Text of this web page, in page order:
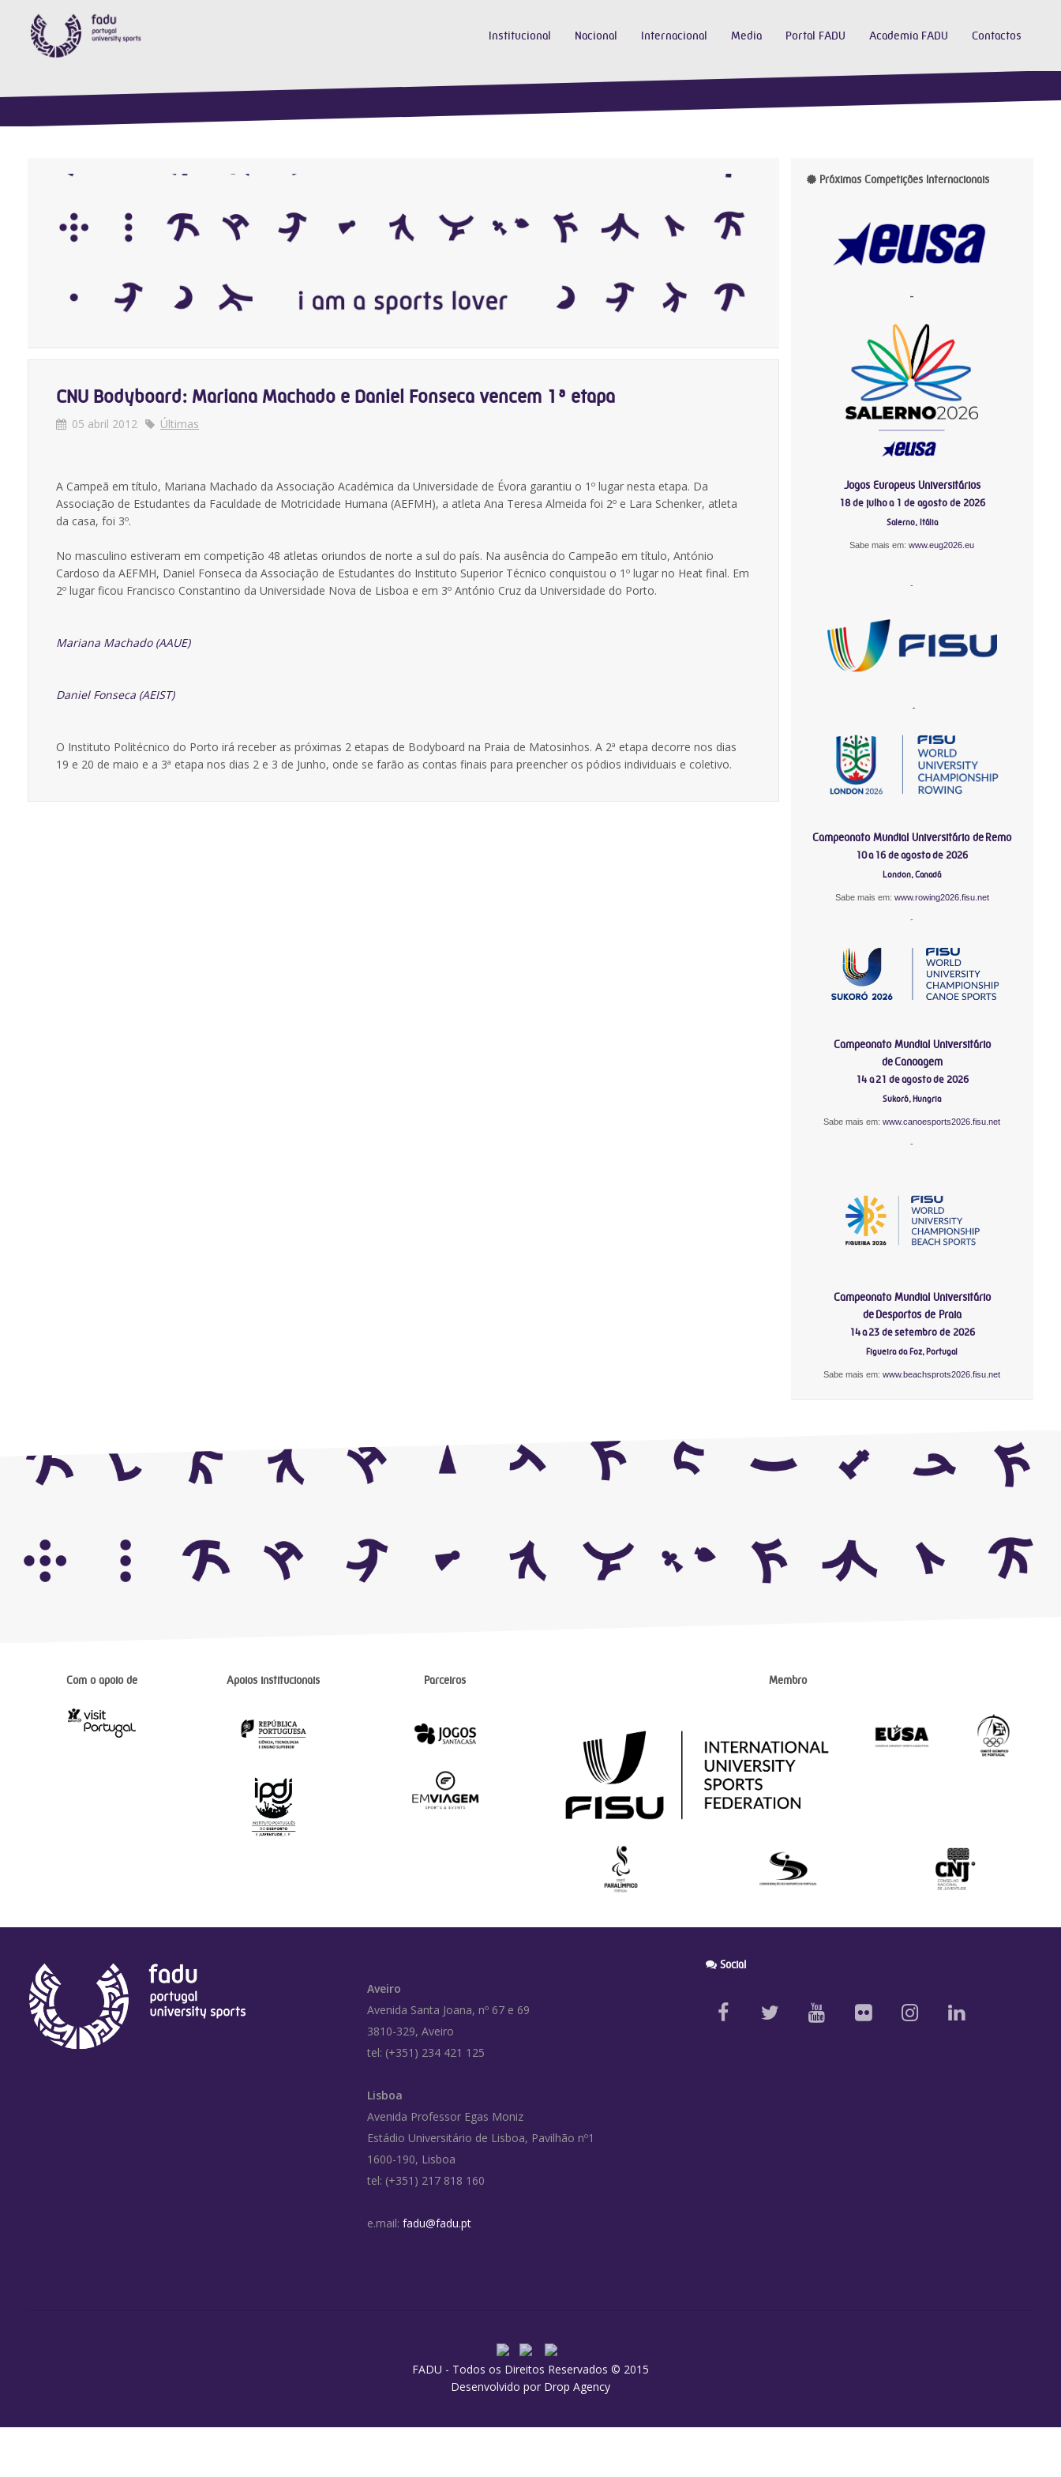
Institucional Nacional Internacional Media Portal FADU Academia FADU Contactos
CNU Bodyboard: Mariana Machado e Daniel Fonseca vencem 1ª etapa
05 abril 2012 Últimas
A Campeã em título, Mariana Machado da Associação Académica da Universidade de Évora garantiu o 1º lugar nesta etapa. Da
Associação de Estudantes da Faculdade de Motricidade Humana (AEFMH), a atleta Ana Teresa Almeida foi 2º e Lara Schenker, atleta
da casa, foi 3º.
No masculino estiveram em competição 48 atletas oriundos de norte a sul do país. Na ausência do Campeão em título, António
Cardoso da AEFMH, Daniel Fonseca da Associação de Estudantes do Instituto Superior Técnico conquistou o 1º lugar no Heat final. Em
2º lugar ficou Francisco Constantino da Universidade Nova de Lisboa e em 3º António Cruz da Universidade do Porto.
Mariana Machado (AAUE)
Daniel Fonseca (AEIST)
O Instituto Politécnico do Porto irá receber as próximas 2 etapas de Bodyboard na Praia de Matosinhos. A 2ª etapa decorre nos dias
19 e 20 de maio e a 3ª etapa nos dias 2 e 3 de Junho, onde se farão as contas finais para preencher os pódios individuais e coletivo.
Próximas Competições Internacionais
-
Jogos Europeus Universitários
18 de julho a 1 de agosto de 2026
Salerno, Itália
Sabe mais em:www.eug2026.eu
-
-
Campeonato Mundial Universitário de Remo
10 a 16 de agosto de 2026
London, Canadá
Sabe mais em: www.rowing2026.fisu.net
-
Campeonato Mundial Universitário
de Canoagem
14 a 21 de agosto de 2026
Sukoró, Hungria
Sabe mais em:www.canoesports2026.fisu.net
-
Campeonato Mundial Universitário
de Desportos de Praia
14 a 23 de setembro de 2026
Figueira da Foz, Portugal
Sabe mais em:www.beachsprots2026.fisu.net
Com o apoio de Apoios institucionais Parceiros Membro
Aveiro
Avenida Santa Joana, nº 67 e 69
3810-329, Aveiro
tel: (+351) 234 421 125
Lisboa
Avenida Professor Egas Moniz
Estádio Universitário de Lisboa, Pavilhão nº1
1600-190, Lisboa
tel: (+351) 217 818 160
e.mail: fadu@fadu.pt
Social
FADU - Todos os Direitos Reservados © 2015
Desenvolvido por Drop Agency